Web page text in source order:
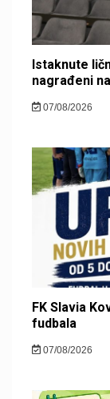
Istaknute
nagrađeni
07/08/2026
FK Slavia
fudbala
07/08/2026